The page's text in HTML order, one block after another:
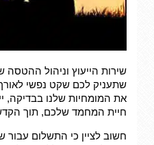
שירות הייעוץ וניהול
שתעניק לכם שקט נפשי
את המומחיות שלנו בבדיקה,
חיית המחמד שלכם, תוך
חשוב לציין כי התשלום עבור